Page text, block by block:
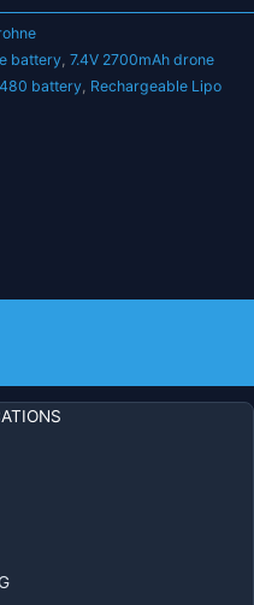
battery 7.4V 2700mAh drone
battery Rechargeable Lipo